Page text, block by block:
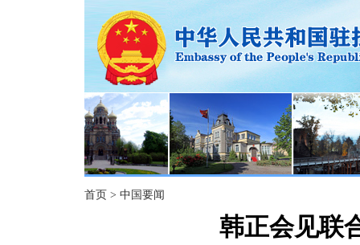
首页 > 中国要闻
韩正会见联